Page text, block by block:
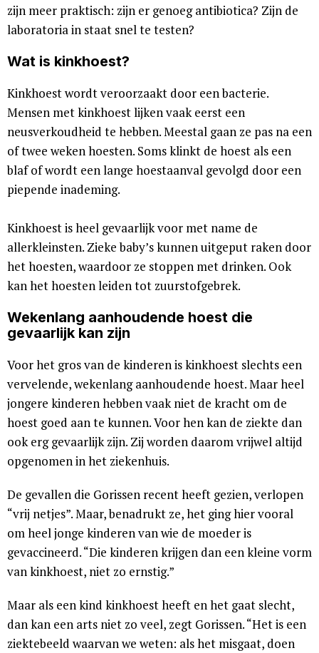
zijn meer praktisch: zijn er genoeg antibiotica? Zijn de
laboratoria in staat snel te testen?
Wat is kinkhoest?
Kinkhoest wordt veroorzaakt door een bacterie.
Mensen met kinkhoest lijken vaak eerst een
neusverkoudheid te hebben. Meestal gaan ze pas na een
of twee weken hoesten. Soms klinkt de hoest als een
blaf of wordt een lange hoestaanval gevolgd door een
piepende inademing.
Kinkhoest is heel gevaarlijk voor met name de
allerkleinsten. Zieke baby’s kunnen uitgeput raken door
het hoesten, waardoor ze stoppen met drinken. Ook
kan het hoesten leiden tot zuurstofgebrek.
Wekenlang aanhoudende hoest die
gevaarlijk kan zijn
Voor het gros van de kinderen is kinkhoest slechts een
vervelende, wekenlang aanhoudende hoest. Maar heel
jongere kinderen hebben vaak niet de kracht om de
hoest goed aan te kunnen. Voor hen kan de ziekte dan
ook erg gevaarlijk zijn. Zij worden daarom vrijwel altijd
opgenomen in het ziekenhuis.
De gevallen die Gorissen recent heeft gezien, verlopen
“vrij netjes”. Maar, benadrukt ze, het ging hier vooral
om heel jonge kinderen van wie de moeder is
gevaccineerd. “Die kinderen krijgen dan een kleine vorm
van kinkhoest, niet zo ernstig.”
Maar als een kind kinkhoest heeft en het gaat slecht,
dan kan een arts niet zo veel, zegt Gorissen. “Het is een
ziektebeeld waarvan we weten: als het misgaat, doen